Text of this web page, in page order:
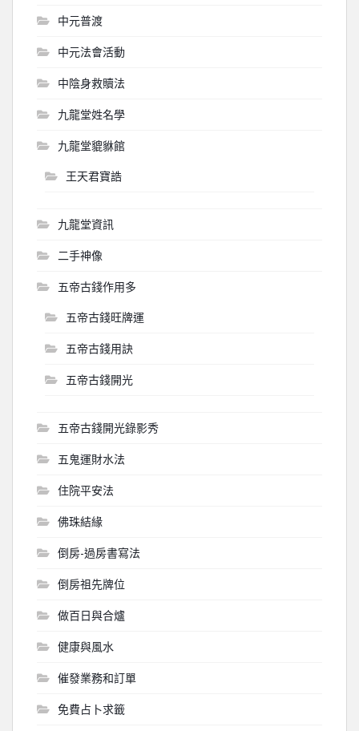
中元普渡
中元法會活動
中陰身救贖法
九龍堂姓名學
九龍堂貔貅館
王天君寶誥
九龍堂資訊
二手神像
五帝古錢作用多
五帝古錢旺牌運
五帝古錢用訣
五帝古錢開光
五帝古錢開光錄影秀
五鬼運財水法
住院平安法
佛珠結緣
倒房-過房書寫法
倒房祖先牌位
做百日與合爐
健康與風水
催發業務和訂單
免費占卜求籤